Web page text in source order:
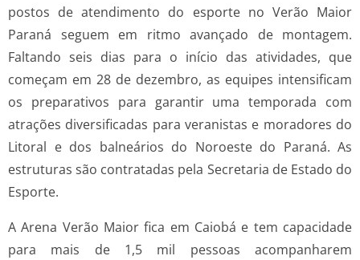
postos de atendimento do esporte no Verão Maior
Paraná seguem em ritmo avançado de montagem.
Faltando seis dias para o início das atividades, que
começam em 28 de dezembro, as equipes intensificam
os preparativos para garantir uma temporada com
atrações diversificadas para veranistas e moradores do
Litoral e dos balneários do Noroeste do Paraná. As
estruturas são contratadas pela Secretaria de Estado do
Esporte.
A Arena Verão Maior fica em Caiobá e tem capacidade
para mais de 1,5 mil pessoas acompanharem